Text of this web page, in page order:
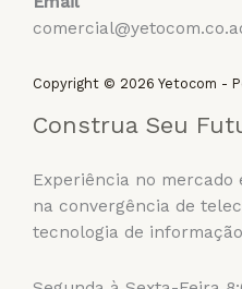
Copyright © 2026 Yetocom -
Construa Seu
Experiência no mercado
na convergência de
tecnologia de